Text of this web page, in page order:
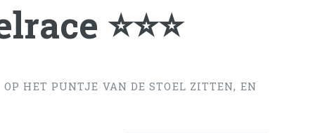
⭐⭐⭐
HET PUNTJE VAN DE STOEL ZITTEN, EN